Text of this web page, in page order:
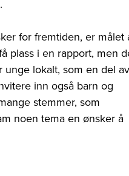
for fremtiden, er målet
plass i en rapport, men
lokalt, som en del av
inn også barn og
stemmer, som
noen tema en ønsker å